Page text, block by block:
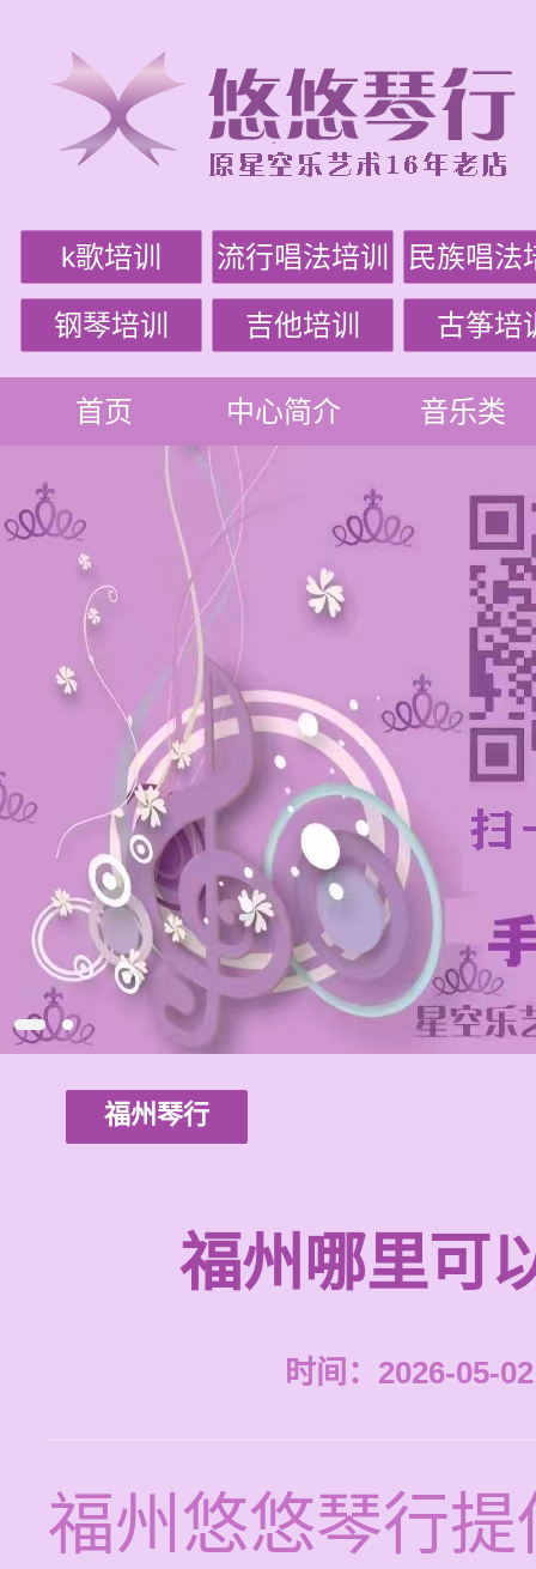
k歌培训 流行唱法培训 民族唱法
钢琴培训 吉他培训 古筝培
首页 中心简介 音乐类
福州琴行
福州哪里可
时间：2026-05-
福州悠悠琴行